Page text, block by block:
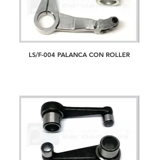
LS/F-004 PALANCA CON ROLLER